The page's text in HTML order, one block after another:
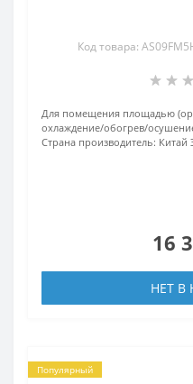
Код товара:
Для помещения площадью
охлаждение/обогрев/
Страна производитель: Китай
16
НЕТ
Популярный